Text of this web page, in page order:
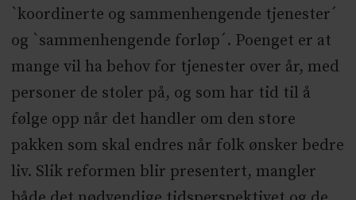
`koordinerte og sammenhengende tjenester´
og `sammenhengende forløp´. Poenget er at
mange vil ha behov for tjenester over år, med
personer de stoler på, og som har tid til å
følge opp når det handler om den store
pakken som skal endres når folk ønsker bedre
liv. Slik reformen blir presentert, mangler